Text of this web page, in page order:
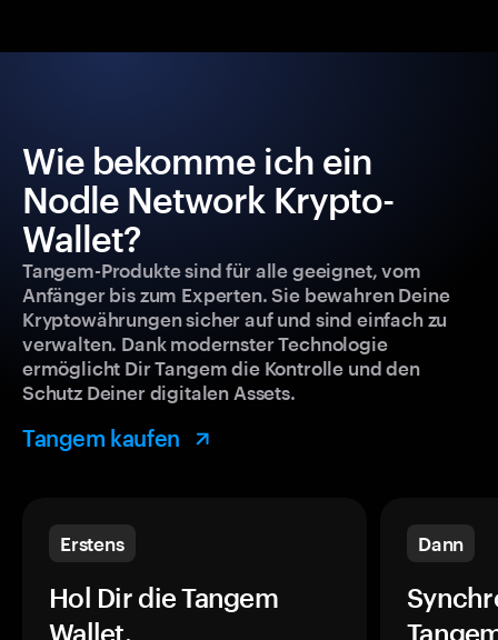
Wie bekomme ich ein
Nodle Network Krypto-
Wallet?
Tangem-Produkte sind für alle geeignet, vom
Anfänger bis zum Experten. Sie bewahren Deine
Kryptowährungen sicher auf und sind einfach zu
verwalten. Dank modernster Technologie
ermöglicht Dir Tangem die Kontrolle und den
Schutz Deiner digitalen Assets.
Tangem kaufen
Erstens
Hol Dir die Tangem
Wallet.
Dann